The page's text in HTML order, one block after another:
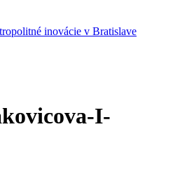
inovácie v Bratislave
I-